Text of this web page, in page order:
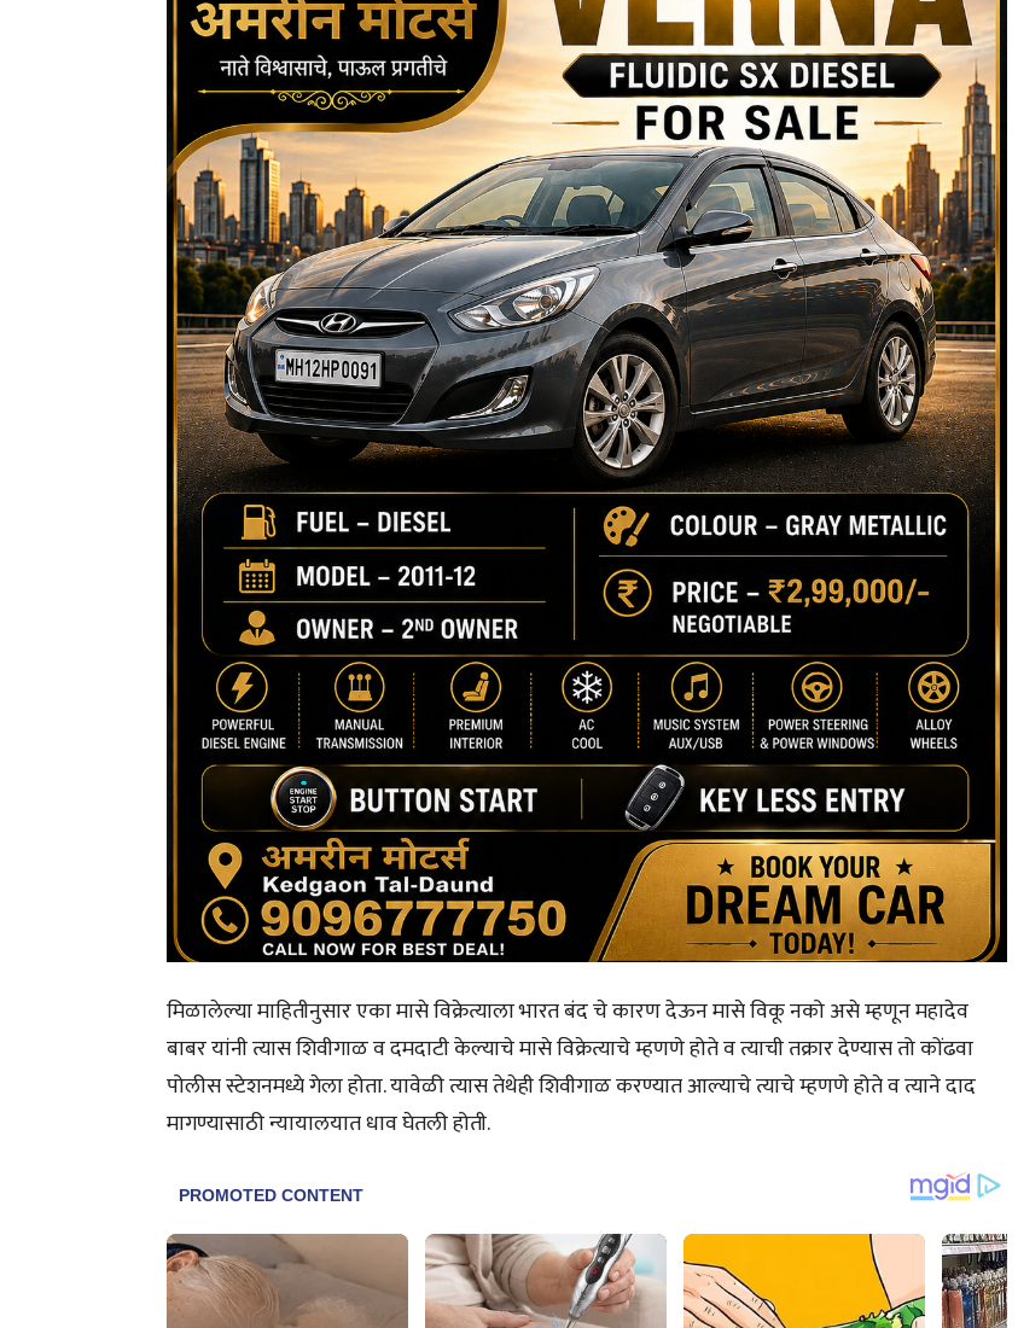
मिळालेल्या माहितीनुसार एका मासे विक्रेत्याला भारत बंद चे कारण देऊन मासे विकू नको असे म्हणून महादेव
बाबर यांनी त्यास शिवीगाळ व दमदाटी केल्याचे मासे विक्रेत्याचे म्हणणे होते व त्याची तक्रार देण्यास तो कोंढवा
पोलीस स्टेशनमध्ये गेला होता. यावेळी त्यास तेथेही शिवीगाळ करण्यात आल्याचे त्याचे म्हणणे होते व त्याने दाद
मागण्यासाठी न्यायालयात धाव घेतली होती.